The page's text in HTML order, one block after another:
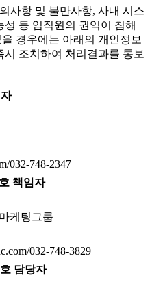
사항 및 불만사항, 사내 시스
등 임직원의 권익이 침해
경우에는 아래의 개인정보
조치하여 처리결과를 통보
032-748-2347
책임자
케팅그룹
032-748-3829
담당자